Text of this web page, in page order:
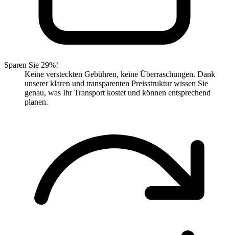
Sparen Sie 29%!
Keine versteckten Gebühren, keine Überraschungen. Dank
unserer klaren und transparenten Preisstruktur wissen Sie
genau, was Ihr Transport kostet und können entsprechend
planen.